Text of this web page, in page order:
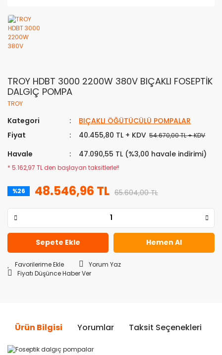
TROY HDBT 3000 2200W 380V BIÇAKLI FOSEPTİK
DALGIÇ POMPA
TROY
Kategori
BIÇAKLI ÖĞÜTÜCÜLÜ POMPALAR
Fiyat
40.455,80 TL + KDV 54.670,00 TL + KDV
Havale 47.090,55 TL (%3,00 havale indirimi)
* 5.162,97 TL den başlayan taksitlerle!!
%26 48.546,96 TL 65.604,00 TL
Sepete Ekle Hemen Al
Yorum Yaz
Fiyatı Düşünce Haber Ver
Ürün Bilgisi Yorumlar Taksit Seçenekleri